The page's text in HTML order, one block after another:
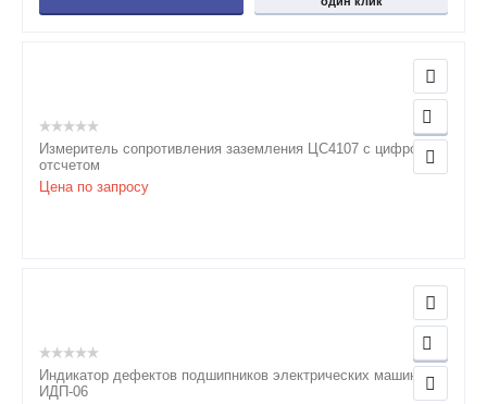
Измеритель сопротивления заземления ЦС4107 с цифровым
отсчетом
Цена по запросу
Индикатор дефектов подшипников электрических машин
ИДП-06